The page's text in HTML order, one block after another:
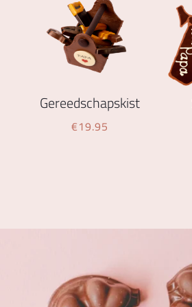
Gereedschapskist
€19.95